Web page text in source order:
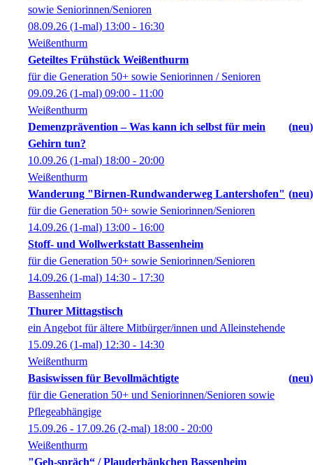
sowie Seniorinnen/Senioren
08.09.26 (1-mal) 13:00 - 16:30
Weißenthurm
Geteiltes Frühstück Weißenthurm
für die Generation 50+ sowie Seniorinnen / Senioren
09.09.26 (1-mal) 09:00 - 11:00
Weißenthurm
Demenzprävention – Was kann ich selbst für mein
Gehirn tun?
neu
10.09.26 (1-mal) 18:00 - 20:00
Weißenthurm
Wanderung "Birnen-Rundwanderweg Lantershofen"
neu
für die Generation 50+ sowie Seniorinnen/Senioren
14.09.26 (1-mal) 13:00 - 16:00
Stoff- und Wollwerkstatt Bassenheim
für die Generation 50+ sowie Seniorinnen/Senioren
14.09.26 (1-mal) 14:30 - 17:30
Bassenheim
Thurer Mittagstisch
ein Angebot für ältere Mitbürger/innen und Alleinstehende
15.09.26 (1-mal) 12:30 - 14:30
Weißenthurm
Basiswissen für Bevollmächtigte
neu
für die Generation 50+ und Seniorinnen/Senioren sowie
Pflegeabhängige
15.09.26 - 17.09.26 (2-mal) 18:00 - 20:00
Weißenthurm
"Geh-spräch“ / Plauderbänkchen Bassenheim